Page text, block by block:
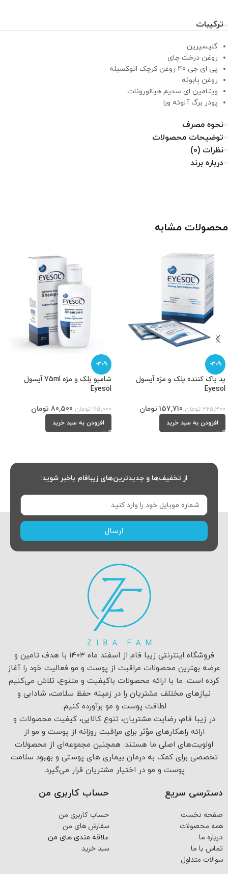
ترکیبات
گلیسیرین
روغن درخت چای
پی ای جی 40 روغن کرچک اتوکسیله
روغن بابونه
ویتامین ای سدیم هیالورونات
پودر برگ آلوئه ورا
نحوه مصرف
توضیحات محصولات
نظرات (0)
درباره برند
محصولات مشابه
-30%
پد پاک کننده پلک و مژه آیسول
Eyesol
225,300 تومان 157,710 تومان
افزودن به سبد خرید
-30%
شامپو پلک و مژه 75ml آیسول
Eyesol
115,000 تومان 80,500 تومان
افزودن به سبد خرید
از تخفیف‌ها و جدیدترین‌های زیبافام باخبر شوید:
ارسال
فروشگاه اینترنتی زیبا فام از اسفند ماه ۱۴۰۳ با هدف تامین و
عرضه بهترین محصولات مراقبت از پوست و مو فعالیت خود را آغاز
کرده است. ما با ارائه محصولات باکیفیت و متنوع، تلاش می‌کنیم
نیازهای مختلف مشتریان را در زمینه حفظ سلامت، شادابی و
لطافت پوست و مو برآورده کنیم.
در زیبا فام، رضایت مشتریان، تنوع کالایی، کیفیت محصولات و
ارائه راهکارهای مؤثر برای مراقبت روزانه از پوست و مو از
اولویت‌های اصلی ما هستند. همچنین مجموعه‌ای از محصولات
تخصصی برای کمک به درمان بیماری های پوستی و بهبود سلامت
پوست و مو در اختیار مشتریان قرار می‌گیرد.
دسترسی سریع
صفحه نخست
همه محصولات
درباره ما
تماس با ما
سوالات متداول
حساب کاربری من
حساب کاربری من
سفارش های من
علاقه مندی های من
سبد خرید